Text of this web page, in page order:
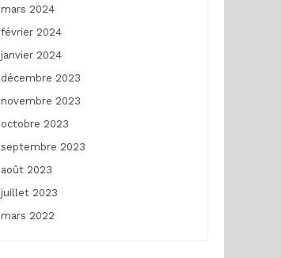
mars 2024
février 2024
janvier 2024
décembre 2023
novembre 2023
octobre 2023
septembre 2023
août 2023
juillet 2023
mars 2022